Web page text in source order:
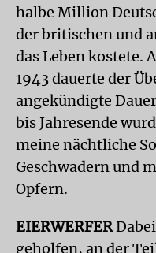
halbe Million
der britischen und
das Leben kostete.
1943 dauerte der
angekündigte
bis Jahresende
meine nächtliche
Geschwadern und
Opfern.
EIERWERFER
geholfen, an der